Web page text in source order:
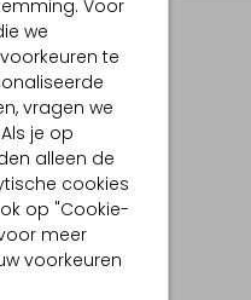
Voor
we
te
vragen we
je op
alleen de
cookies
op "Cookie-
meer
voorkeuren
FURLA
Schoudertas
€ 279,99